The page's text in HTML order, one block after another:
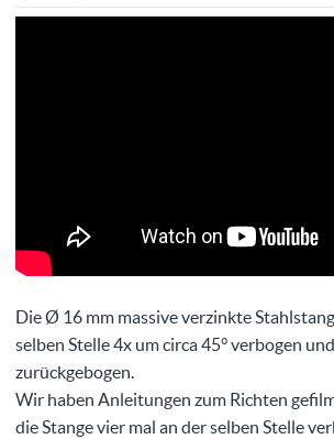
Die Ø 16 mm massive verzinkte
selben Stelle 4x um circa 45° verbogen
zurückgebogen.
Wir haben Anleitungen zum Richten
die Stange vier mal an der selben Stelle